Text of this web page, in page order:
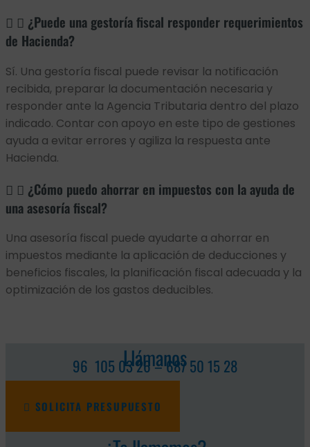
¿Puede una gestoría fiscal responder requerimientos
de Hacienda?
Sí. Una gestoría fiscal puede revisar la notificación
recibida, preparar la documentación necesaria y
responder ante la Agencia Tributaria dentro del plazo
indicado. Contar con apoyo en este tipo de gestiones
ayuda a evitar errores y agiliza la respuesta ante
Hacienda.
¿Cómo puedo ahorrar en impuestos con la ayuda de
una asesoría fiscal?
Una asesoría fiscal puede ayudarte a ahorrar en
impuestos mediante la aplicación de deducciones y
beneficios fiscales, la planificación fiscal adecuada y la
optimización de los gastos deducibles.
Llámanos
96 105 03 26 – 687 50 15 28
SOLICITA PRESUPUESTO